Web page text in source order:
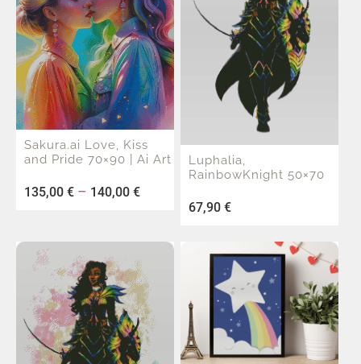
Sakura.ai Love, Kiss
and Pride 70×90 | Ai Art
135,00 € – 140,00 €
Luphalia,
RainbowKnight 50×70
67,90 €